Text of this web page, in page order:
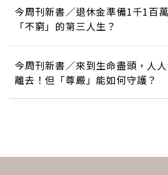
今周刊新書／退休金準備1千1百
「不窮」的第三人生？
今周刊新書／來到生命盡頭，人
離去！但「尊嚴」能如何守護？